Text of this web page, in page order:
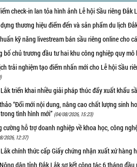
check-in lan tỏa hình ảnh Lễ hội Sầu riêng Đắk
thương hiệu điểm đến và sản phẩm du lịch
kỹ năng livestream bán sầu riêng online cho
bố chủ trương đầu tư hai khu công nghiệp quy mô
trải nghiệm tạo điểm nhấn mới cho Lễ hội Sầu
triển khai nhiều giải pháp thúc đẩy xuất khẩu
“Đổi mới nội dung, nâng cao chất lượng sinh
tình hình mới” (04/08/2026, 15:23)
cường hỗ trợ doanh nghiệp về khoa học, công
2026, 12:37)
chính thức cấp Giấy chứng nhận xuất xứ hàng
dân tỉnh Đắk Lắk sơ kết công tác 6 tháng đầu